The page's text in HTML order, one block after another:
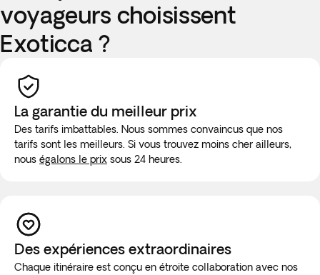
voyageurs choisissent
Exoticca ?
La garantie du meilleur prix
Des tarifs imbattables. Nous sommes convaincus que nos
tarifs sont les meilleurs. Si vous trouvez moins cher ailleurs,
nous égalons le prix sous 24 heures.
Des expériences extraordinaires
Chaque itinéraire est conçu en étroite collaboration avec nos